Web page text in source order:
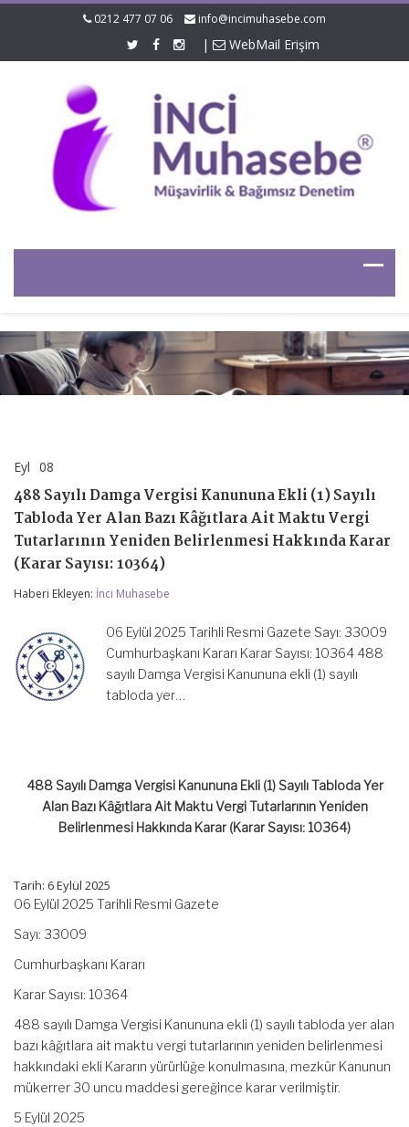
0212 477 07 06 info@incimuhasebe.com
| WebMail Erişim
Eyl 08
Damga
Vergisi
Ekli
(1)
Sayılı
Tabloda
Kâğıtlara
Ait
Maktu
Karar
(Karar
Sayısı:
10364)
488 Sayılı Damga Vergisi Kanununa Ekli (1) Sayılı
Tabloda Yer Alan Bazı Kâğıtlara Ait Maktu Vergi
Tutarlarının Yeniden Belirlenmesi Hakkında Karar
(Karar Sayısı: 10364)
Haberi Ekleyen: İnci Muhasebe
06 Eylül 2025 Tarihli Resmi Gazete Sayı: 33009
Cumhurbaşkanı Kararı Karar Sayısı: 10364 488
sayılı Damga Vergisi Kanununa ekli (1) sayılı
tabloda yer…
488 Sayılı Damga Vergisi Kanununa Ekli (1) Sayılı Tabloda Yer
Alan Bazı Kâğıtlara Ait Maktu Vergi Tutarlarının Yeniden
Belirlenmesi Hakkında Karar (Karar Sayısı: 10364)
Tarih: 6 Eylül 2025
06 Eylül 2025 Tarihli Resmi Gazete
Sayı: 33009
Cumhurbaşkanı Kararı
Karar Sayısı: 10364
488 sayılı Damga Vergisi Kanununa ekli (1) sayılı tabloda yer alan
bazı kâğıtlara ait maktu vergi tutarlarının yeniden belirlenmesi
hakkındaki ekli Kararın yürürlüğe konulmasına, mezkûr Kanunun
mükerrer 30 uncu maddesi gereğince karar verilmiştir.
5 Eylül 2025